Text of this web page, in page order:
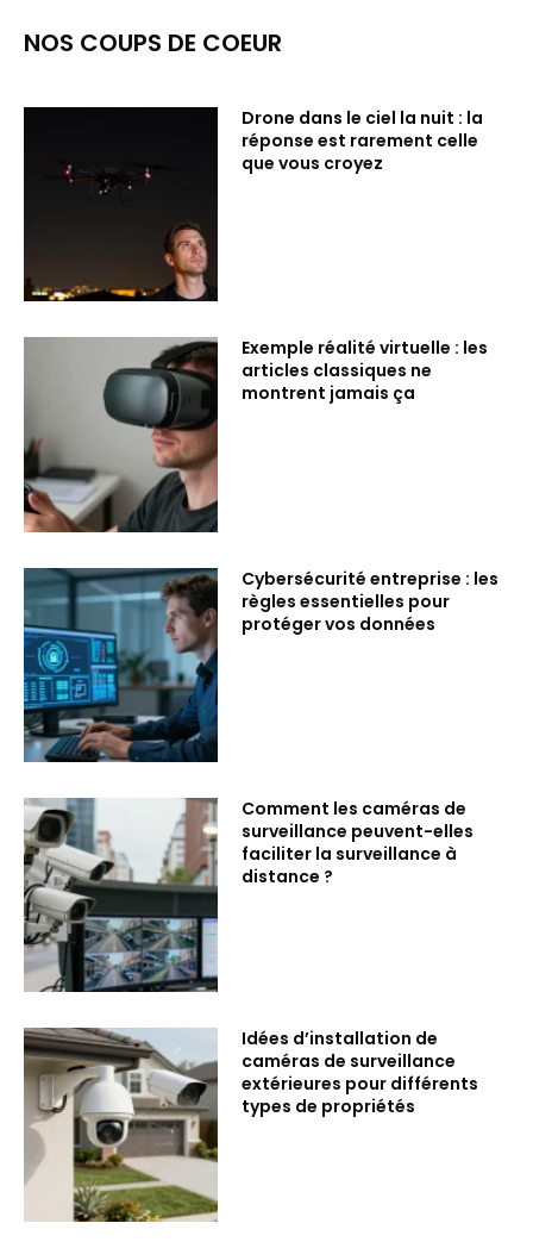
NOS COUPS DE COEUR
Drone dans le ciel la nuit : la
réponse est rarement celle
que vous croyez
Exemple réalité virtuelle : les
articles classiques ne
montrent jamais ça
Cybersécurité entreprise : les
règles essentielles pour
protéger vos données
Comment les caméras de
surveillance peuvent-elles
faciliter la surveillance à
distance ?
Idées d’installation de
caméras de surveillance
extérieures pour différents
types de propriétés